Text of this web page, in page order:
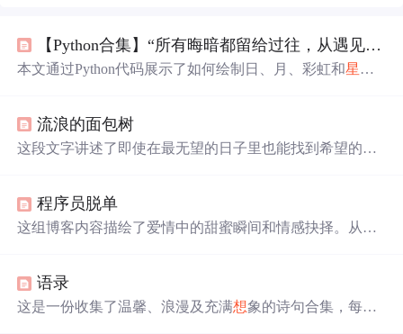
【Python合集】“所有晦暗都留给过往，从遇见你开始，凛冬散尽，星河长明”（附四款源码）
本文通过Python代码展示了如何绘制日、月、彩虹和星光
的诗意句子，增添艺术气息。
流浪的面包树
这段文字讲述了即使在最无望的日子里也能找到希望的故
忆会让人感到孤独和迷茫。
程序员脱单
这组博客内容描绘了爱情中的甜蜜瞬间和情感抉择。从取
仪之人后，宏大理
坚定。这些温馨的表达展现了情感世界中细腻的心境变
语录
这是一份收集了温馨、浪漫及充满想象的诗句合集，每一